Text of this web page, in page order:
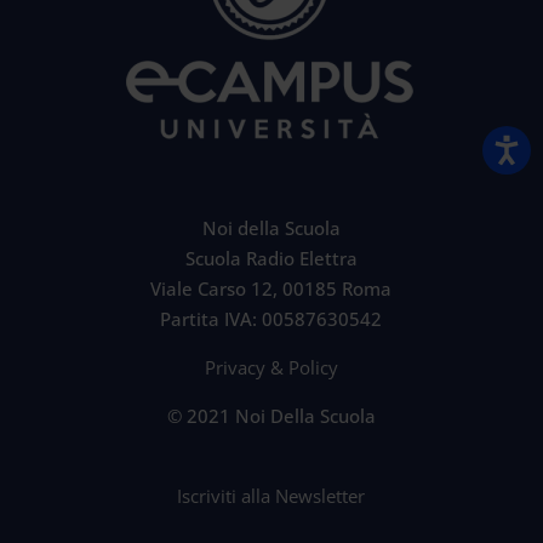
Noi della Scuola
Scuola Radio Elettra
Viale Carso 12, 00185 Roma
Partita IVA: 00587630542
Privacy & Policy
© 2021 Noi Della Scuola
Iscriviti alla Newsletter